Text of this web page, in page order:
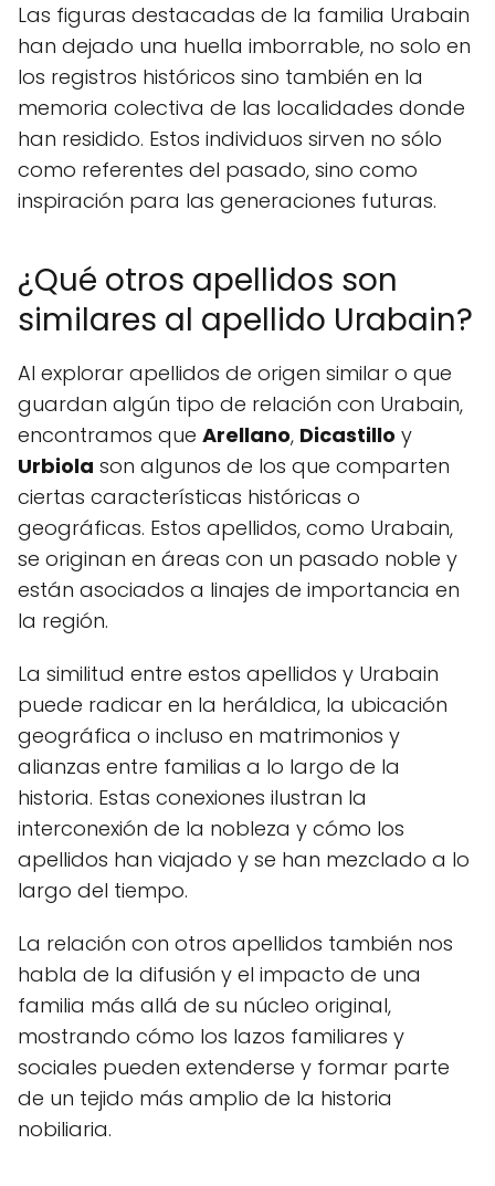
Las figuras destacadas de la familia Urabain
han dejado una huella imborrable, no solo en
los registros históricos sino también en la
memoria colectiva de las localidades donde
han residido. Estos individuos sirven no sólo
como referentes del pasado, sino como
inspiración para las generaciones futuras.
¿Qué otros apellidos son
similares al apellido Urabain?
Al explorar apellidos de origen similar o que
guardan algún tipo de relación con Urabain,
encontramos que Arellano, Dicastillo y
Urbiola son algunos de los que comparten
ciertas características históricas o
geográficas. Estos apellidos, como Urabain,
se originan en áreas con un pasado noble y
están asociados a linajes de importancia en
la región.
La similitud entre estos apellidos y Urabain
puede radicar en la heráldica, la ubicación
geográfica o incluso en matrimonios y
alianzas entre familias a lo largo de la
historia. Estas conexiones ilustran la
interconexión de la nobleza y cómo los
apellidos han viajado y se han mezclado a lo
largo del tiempo.
La relación con otros apellidos también nos
habla de la difusión y el impacto de una
familia más allá de su núcleo original,
mostrando cómo los lazos familiares y
sociales pueden extenderse y formar parte
de un tejido más amplio de la historia
nobiliaria.